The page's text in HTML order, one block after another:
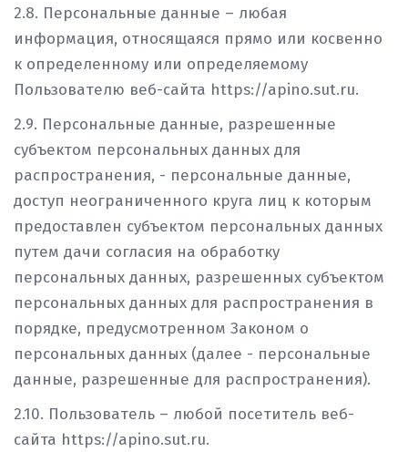
2.8. Персональные данные – любая
информация, относящаяся прямо или косвенно
к определенному или определяемому
Пользователю веб-сайта https://apino.sut.ru.
2.9. Персональные данные, разрешенные
субъектом персональных данных для
распространения, - персональные данные,
доступ неограниченного круга лиц к которым
предоставлен субъектом персональных данных
путем дачи согласия на обработку
персональных данных, разрешенных субъектом
персональных данных для распространения в
порядке, предусмотренном Законом о
персональных данных (далее - персональные
данные, разрешенные для распространения).
2.10. Пользователь – любой посетитель веб-
сайта https://apino.sut.ru.